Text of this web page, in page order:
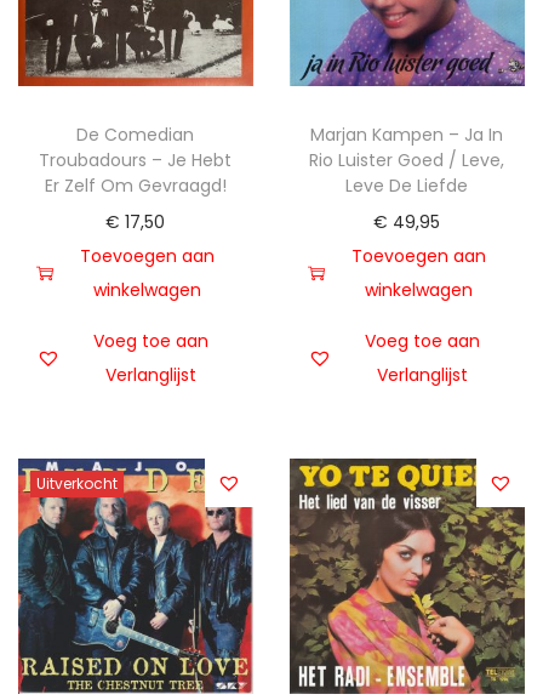
De Comedian
Troubadours – Je Hebt
Er Zelf Om Gevraagd!
€ 17,50
Toevoegen aan
winkelwagen
Voeg toe aan
Verlanglijst
Marjan Kampen – Ja In
Rio Luister Goed / Leve,
Leve De Liefde
€ 49,95
Toevoegen aan
winkelwagen
Voeg toe aan
Verlanglijst
Uitverkocht